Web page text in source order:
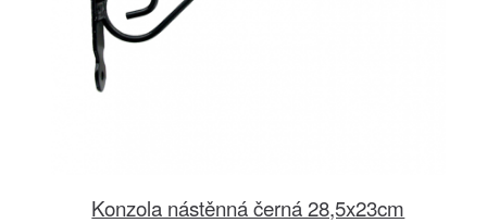
Konzola nástěnná černá 28,5x23cm